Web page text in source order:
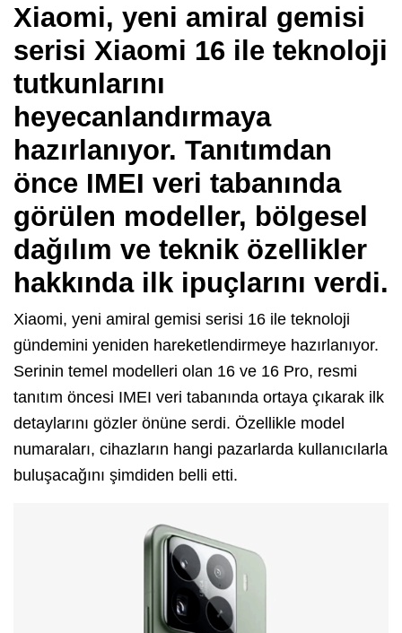
Xiaomi, yeni amiral gemisi
serisi Xiaomi 16 ile teknoloji
tutkunlarını
heyecanlandırmaya
hazırlanıyor. Tanıtımdan
önce IMEI veri tabanında
görülen modeller, bölgesel
dağılım ve teknik özellikler
hakkında ilk ipuçlarını verdi.
Xiaomi, yeni amiral gemisi serisi 16 ile teknoloji
gündemini yeniden hareketlendirmeye hazırlanıyor.
Serinin temel modelleri olan 16 ve 16 Pro, resmi
tanıtım öncesi IMEI veri tabanında ortaya çıkarak ilk
detaylarını gözler önüne serdi. Özellikle model
numaraları, cihazların hangi pazarlarda kullanıcılarla
buluşacağını şimdiden belli etti.